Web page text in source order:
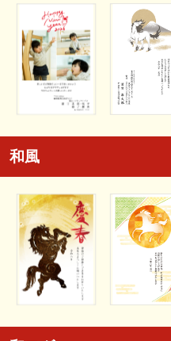
和風